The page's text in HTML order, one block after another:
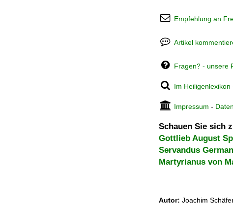
Empfehlung an
Artikel
Fragen? - unsere
Im Heiligenlexikon
Impressum -
Schauen Sie sich
Gottlieb August
Servandus
Martyrianus von
Autor: Joachim